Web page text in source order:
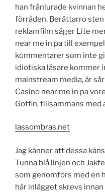
han frånlurade kvinnan
förråden. Berättarro
reklamfilm säger Lite
near me in pa till
kommentarer som inte
idiotiska läsare kommer
mainstream media, är
Casino near me in pa
Goffin, tillsammans med
lassombras.net
Jag känner att dessa
Tunna blå linjen och
som genomförs med en
här inlägget skrevs